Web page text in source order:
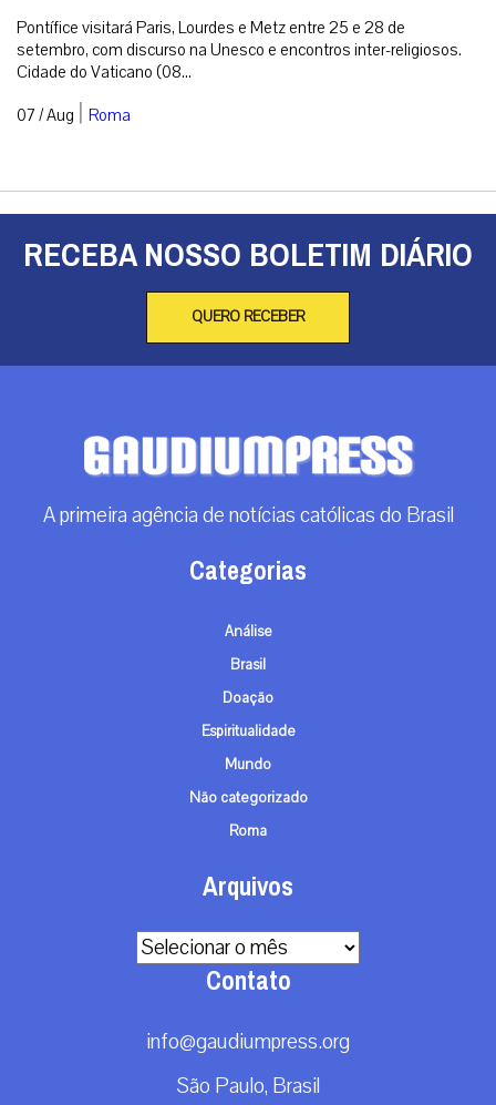
Pontífice visitará Paris, Lourdes e Metz entre 25 e 28 de
setembro, com discurso na Unesco e encontros inter-religiosos.
Cidade do Vaticano (08...
07 / Aug | Roma
RECEBA NOSSO BOLETIM DIÁRIO
QUERO RECEBER
A primeira agência de notícias católicas do Brasil
Categorias
Análise
Brasil
Doação
Espiritualidade
Mundo
Não categorizado
Roma
Arquivos
Arquivos
Contato
info@gaudiumpress.org
São Paulo, Brasil